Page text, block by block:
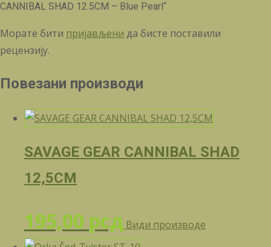
CANNIBAL SHAD 12.5CM – Blue Pearl“
Морате бити пријављени да бисте поставили
рецензију.
Повезани производи
SAVAGE GEAR CANNIBAL SHAD
12,5CM
195,00 рсд Види производе